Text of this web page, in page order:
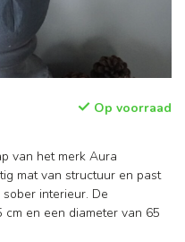
Op voorraad
van het merk Aura
mat van structuur en past
interieur. De
en een diameter van 65